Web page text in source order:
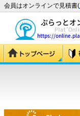
会員はオンラインで見積書(